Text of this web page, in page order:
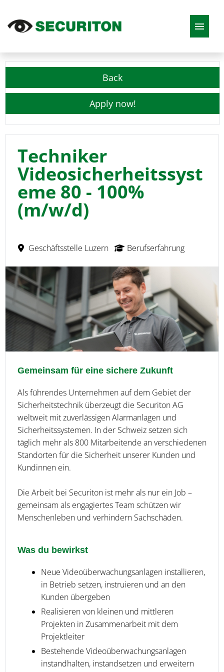
DE EN FR IT
Back
Apply now!
Techniker
Videosicherheitssyst
eme 80 - 100%
(m/w/d)
Geschäftsstelle Luzern Berufserfahrung
Gemeinsam für eine sichere Zukunft
Als führendes Unternehmen auf dem Gebiet der
Sicherheitstechnik überzeugt die Securiton AG
weltweit mit zuverlässigen Alarmanlagen und
Sicherheitssystemen. In der Schweiz setzen sich
täglich mehr als 800 Mitarbeitende an verschiedenen
Standorten für die Sicherheit unserer Kunden und
Kundinnen ein.
Die Arbeit bei Securiton ist mehr als nur ein Job –
gemeinsam als engagiertes Team schützen wir
Menschenleben und verhindern Sachschäden.
Was du bewirkst
Neue Videoüberwachungsanlagen installieren,
in Betrieb setzen, instruieren und an den
Kunden übergeben
Realisieren von kleinen und mittleren
Projekten in Zusammenarbeit mit dem
Projektleiter
Bestehende Videoüberwachungsanlagen
instandhalten, instandsetzen und erweitern